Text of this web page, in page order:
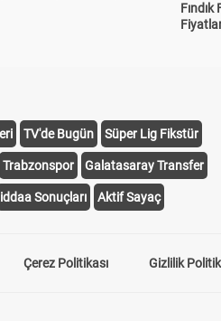
Fındık
TV'de Bugün Süper Lig Fikstür
Trabzonspor Galatasaray Transfer
iddaa Sonuçları Aktif Sayaç
Çerez Politikası Gizlilik